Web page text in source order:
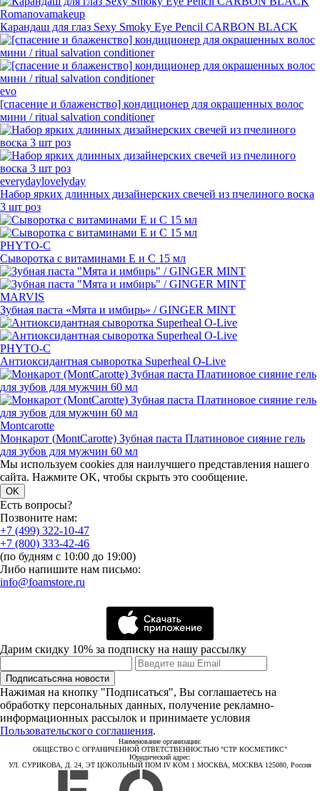
Romanovamakeup
Карандаш для глаз Sexy Smoky Eye Pencil CARBON BLACK
evo
[спасение и блаженство] кондиционер для окрашенных волос
мини / ritual salvation conditioner
everydaylovelyday
Набор ярких длинных дизайнерских свечей из пчелиного воска
3 шт роз
PHYTO-C
Сыворотка с витаминами E и C 15 мл
MARVIS
Зубная паста «Мята и имбирь» / GINGER MINT
PHYTO-C
Антиоксидантная сыворотка Superheal O-Live
Montcarotte
Монкарот (MontCarotte) Зубная паста Платиновое сияние гель
для зубов для мужчин 60 мл
Мы используем cookies для наилучшего представления нашего
сайта. Нажмите OK, чтобы скрыть это сообщение.
OK
Есть вопросы?
Позвоните нам:
+7 (499) 322-10-47
+7 (800) 333-42-46
(по будням с 10:00 до 19:00)
Либо напишите нам письмо:
info@foamstore.ru
Дарим скидку 10% за подписку на нашу рассылку
Подписатьсяна новости
Нажимая на кнопку "Подписаться", Вы соглашаетесь на
обработку персональных данных, получение рекламно-
информационных рассылок и принимаете условия
Пользовательского соглашения.
Наименование организации:
ОБЩЕСТВО С ОГРАНИЧЕННОЙ ОТВЕТСТВЕННОСТЬЮ "СТР КОСМЕТИКС"
Юридический адрес:
УЛ. СУРИКОВА, Д. 24, ЭТ ЦОКОЛЬНЫЙ ПОМ IV КОМ 1 МОСКВА, МОСКВА 125080, Россия